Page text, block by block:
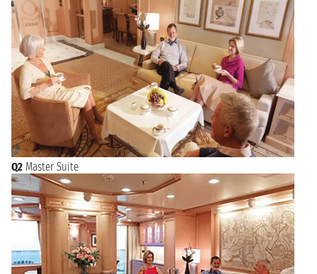
Q2 Master Suite